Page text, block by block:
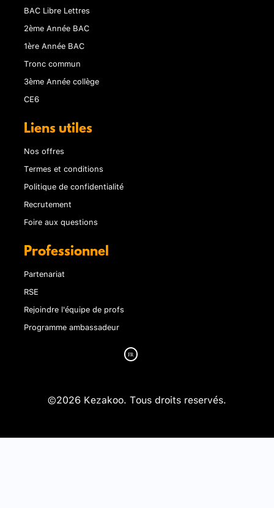
BAC Libre Lettres
2ème Année BAC
1ère Année BAC
Tronc commun
3ème Année collège
CE6
Liens utiles
Nos offres
Termes et conditions
Politique de confidentialité
Recrutement
Foire aux questions
Professionnel
Partenariat
RSE
Rejoindre l'équipe de profs
Programme ambassadeur
©2026 Kezakoo. Tous droits reservés.